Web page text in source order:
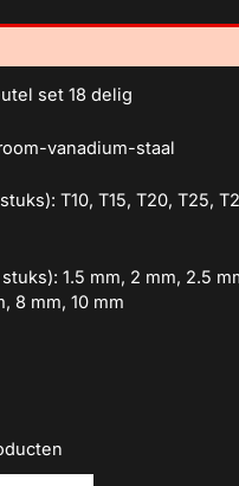
set 18 delig
vanadium-staal
T10, T15, T20, T25,
1.5 mm, 2 mm, 2.5
8 mm, 10 mm